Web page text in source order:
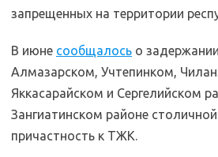
запрещенных на территории
В июне сообщалось о
Алмазарском, Учтепинком,
Яккасарайском и Сергелийском
Зангиатинском районе
причастность к ТЖК.